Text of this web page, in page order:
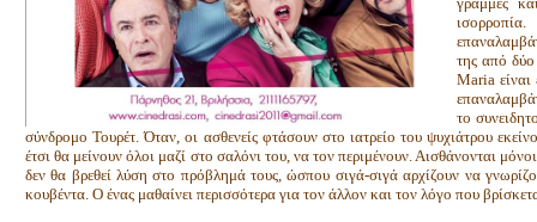
της από
Maria είναι
το
σύνδρομο Τουρέτ. Όταν, οι ασθενείς φτάσουν στο ιατρείο του ψυχιάτρου
έτσι θα μείνουν όλοι μαζί στο σαλόνι του, να τον περιμένουν. Αισθάνονται
δεν θα βρεθεί λύση στο πρόβλημά τους, ώσπου σιγά-σιγά αρχίζουν να
κουβέντα. Ο ένας μαθαίνει περισσότερα για τον άλλον και τον λόγο που